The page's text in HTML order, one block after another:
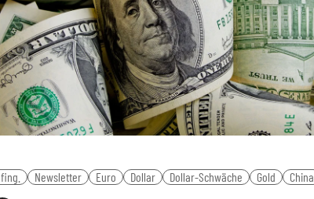
Newsletter Euro Dollar Dollar-Schwäche Gold China